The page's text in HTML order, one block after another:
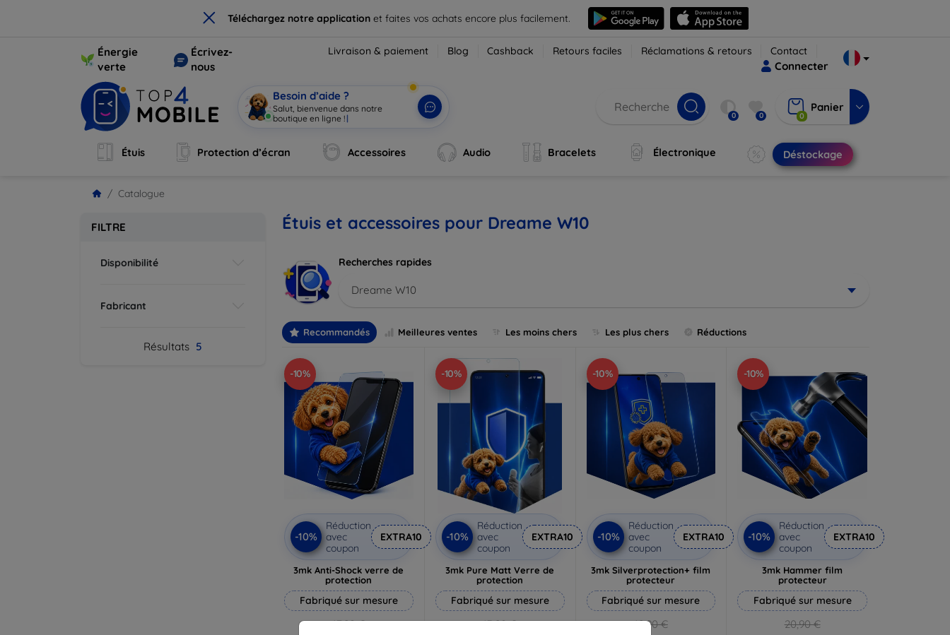
× Téléchargez notre application et faites vos achats encore plus facilement.
Énergie
verte
Écrivez-
nous
Livraison & paiement Blog Cashback Retours faciles Réclamations & retours Contact
Connecter
Besoin d’aide ?
Salut, bienvenue dans notre
boutique en ligne ! | 0 0 0
Panier
Étuis Protection d’écran Accessoires Audio Bracelets Électronique Déstockage
Catalogue
FILTRE
Disponibilité
Fabricant
Résultats 5
Étuis et accessoires pour Dreame W10
Recherches rapides
Dreame W10
Recommandés Meilleures ventes Les moins chers Les plus chers Réductions
-10%
-10%
Réduction
avec
coupon
EXTRA10
3mk Anti-Shock verre de
protection
Fabriqué sur mesure
17,90 €
-10%
-10%
Réduction
avec
coupon
EXTRA10
3mk Pure Matt Verre de
protection
Fabriqué sur mesure
13,90 €
-10%
-10%
Réduction
avec
coupon
EXTRA10
3mk Silverprotection+ film
protecteur
Fabriqué sur mesure
19,90 €
-10%
-10%
Réduction
avec
coupon
EXTRA10
3mk Hammer film
protecteur
Fabriqué sur mesure
20,90 €